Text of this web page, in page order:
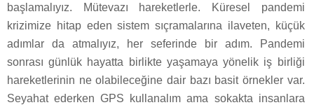
başlamalıyız. Mütevazı hareketlerle. Küresel pandemi
krizimize hitap eden sistem sıçramalarına ilaveten, küçük
adımlar da atmalıyız, her seferinde bir adım. Pandemi
sonrası günlük hayatta birlikte yaşamaya yönelik iş birliği
hareketlerinin ne olabileceğine dair bazı basit örnekler var.
Seyahat ederken GPS kullanalım ama sokakta insanlara